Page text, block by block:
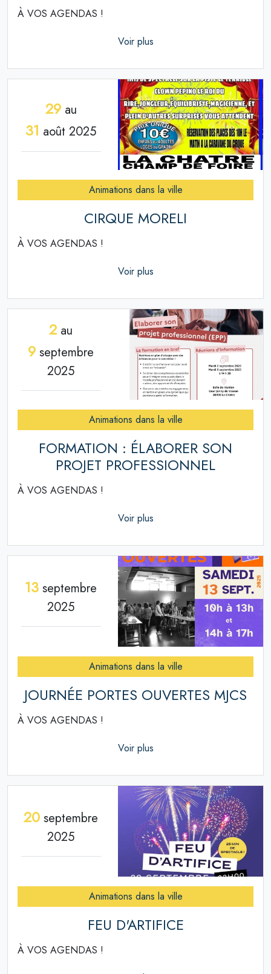
À VOS AGENDAS !
Voir plus
29au
31 août 2025
Animations dans la ville
CIRQUE MORELI
À VOS AGENDAS !
Voir plus
2 au
9 septembre
2025
Animations dans la ville
FORMATION : ÉLABORER SON
PROJET PROFESSIONNEL
À VOS AGENDAS !
Voir plus
13 septembre
2025
Animations dans la ville
JOURNÉE PORTES OUVERTES MJCS
À VOS AGENDAS !
Voir plus
20 septembre
2025
Animations dans la ville
FEU D'ARTIFICE
À VOS AGENDAS !